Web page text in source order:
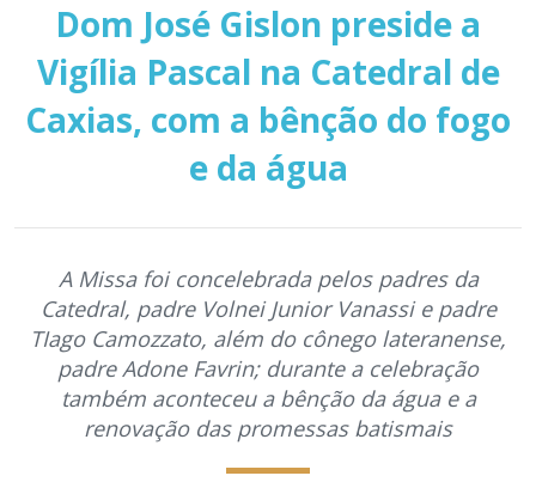
Dom José Gislon preside a
Vigília Pascal na Catedral de
Caxias, com a bênção do fogo
e da água
A Missa foi concelebrada pelos padres da
Catedral, padre Volnei Junior Vanassi e padre
TIago Camozzato, além do cônego lateranense,
padre Adone Favrin; durante a celebração
também aconteceu a bênção da água e a
renovação das promessas batismais